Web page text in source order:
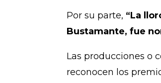
Por su parte, “La
Bustamante, fue
Las producciones o
reconocen los